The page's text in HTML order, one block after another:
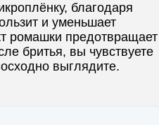
благодаря
и уменьшает
ромашки предотвращает
бритья, вы чувствуете
выглядите.